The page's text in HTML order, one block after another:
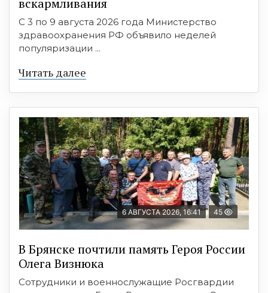
С 3 по 9 августа 2026 года Министерство
здравоохранения РФ объявило неделей
популяризации ...
Читать далее
6 АВГУСТА 2026, 16:41 45
В Брянске почтили память Героя России
Олега Визнюка
Сотрудники и военнослужащие Росгвардии